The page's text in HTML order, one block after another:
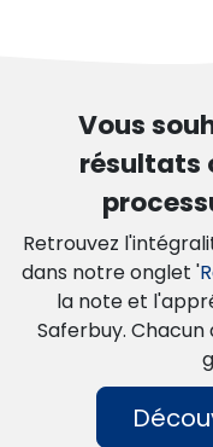
Vous
résultats
Retrouvez
dans notre onglet '
la note et
Saferbuy.